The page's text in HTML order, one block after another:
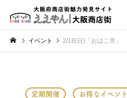
イベント 2/18(日)「おはこ市」
定期開催 お得なイベント